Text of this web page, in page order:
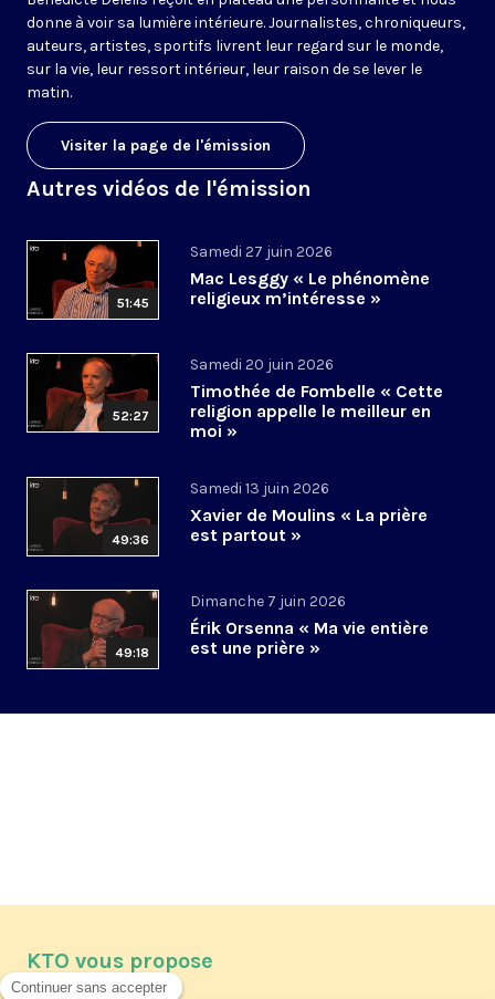
donne à voir sa lumière intérieure. Journalistes, chroniqueurs,
auteurs, artistes, sportifs livrent leur regard sur le monde,
sur la vie, leur ressort intérieur, leur raison de se lever le
matin.
Visiter la page de l'émission
Autres vidéos de l'émission
51:45
Samedi 27 juin 2026
Mac Lesggy « Le phénomène
religieux m’intéresse »
52:27
Samedi 20 juin 2026
Timothée de Fombelle « Cette
religion appelle le meilleur en
moi »
49:36
Samedi 13 juin 2026
Xavier de Moulins « La prière
est partout »
49:18
Dimanche 7 juin 2026
Érik Orsenna « Ma vie entière
est une prière »
KTO vous propose